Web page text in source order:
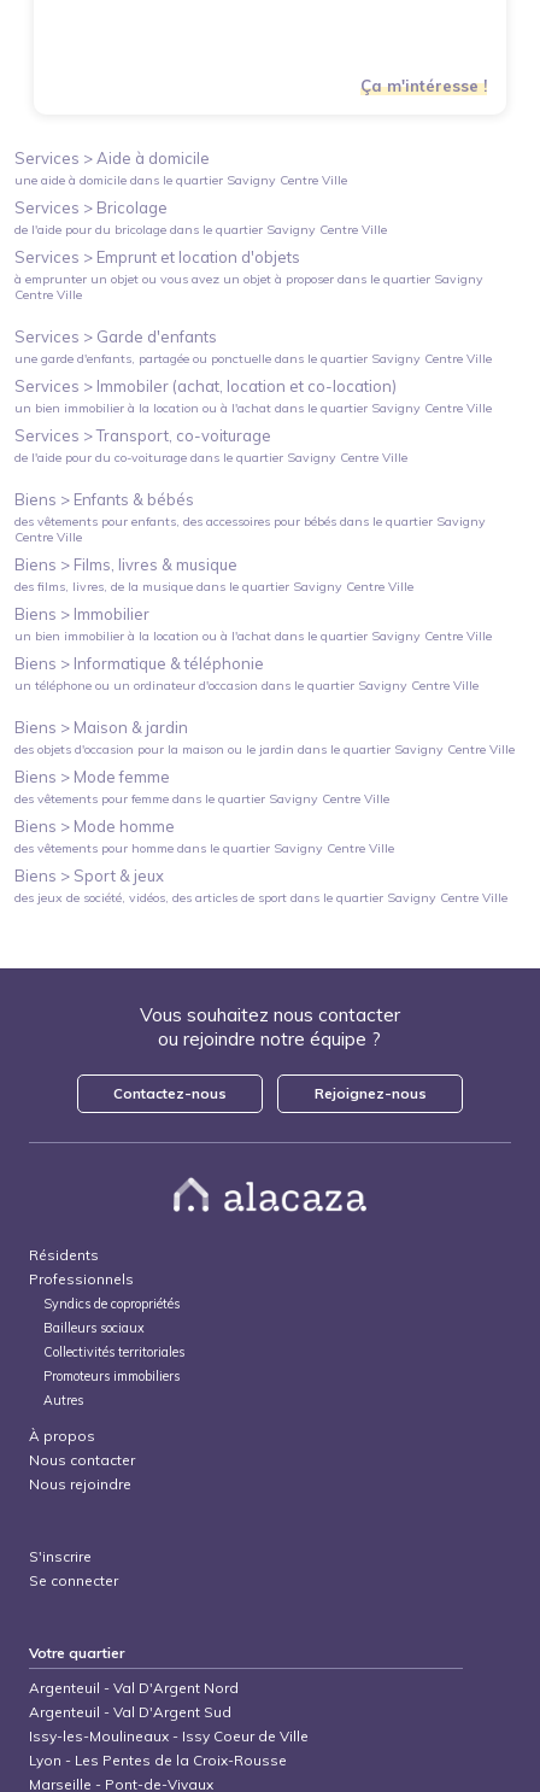
Ça m'intéresse !
Services >Aide à domicile
une aide à domicile dans le quartier Savigny Centre Ville
Services > Bricolage
de l'aide pour du bricolage dans le quartier Savigny Centre Ville
Services > Emprunt et location d'objets
à emprunter un objet ou vous avez un objet à proposer dans le quartier Savigny
Centre Ville
Services > Garde d'enfants
une garde d'enfants, partagée ou ponctuelle dans le quartier Savigny Centre Ville
Services > Immobiler (achat, location et co-location)
un bien immobilier à la location ou à l'achat dans le quartier Savigny Centre Ville
Services >Transport, co-voiturage
de l'aide pour du co-voiturage dans le quartier Savigny Centre Ville
Biens > Enfants & bébés
des vêtements pour enfants, des accessoires pour bébés dans le quartier Savigny
Centre Ville
Biens > Films, livres & musique
des films, livres, de la musique dans le quartier Savigny Centre Ville
Biens > Immobilier
un bien immobilier à la location ou à l'achat dans le quartier Savigny Centre Ville
Biens > Informatique & téléphonie
un téléphone ou un ordinateur d'occasion dans le quartier Savigny Centre Ville
Biens > Maison & jardin
des objets d'occasion pour la maison ou le jardin dans le quartier Savigny Centre Ville
Biens > Mode femme
des vêtements pour femme dans le quartier Savigny Centre Ville
Biens > Mode homme
des vêtements pour homme dans le quartier Savigny Centre Ville
Biens > Sport & jeux
des jeux de société, vidéos, des articles de sport dans le quartier Savigny Centre Ville
Vous souhaitez nous contacter
ou rejoindre notre équipe ?
Contactez-nous Rejoignez-nous
Résidents
Professionnels
Syndics de copropriétés
Bailleurs sociaux
Collectivités territoriales
Promoteurs immobiliers
Autres
À propos
Nous contacter
Nous rejoindre
S'inscrire
Se connecter
Votre quartier
Argenteuil -Val D'Argent Nord
Argenteuil -Val D'Argent Sud
Issy-les-Moulineaux - Issy Coeur de Ville
Lyon - Les Pentes de la Croix-Rousse
Marseille - Pont-de-Vivaux